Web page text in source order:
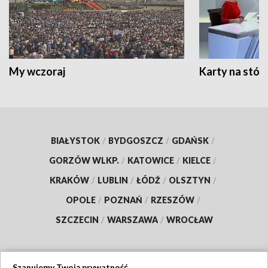
My wczoraj Karty na
BIAŁYSTOK / BYDGOSZCZ / GDAŃSK /
GORZÓW WLKP. / KATOWICE / KIELCE /
KRAKÓW / LUBLIN / ŁÓDŹ / OLSZTYN /
OPOLE / POZNAŃ / RZESZÓW /
SZCZECIN / WARSZAWA / WROCŁAW